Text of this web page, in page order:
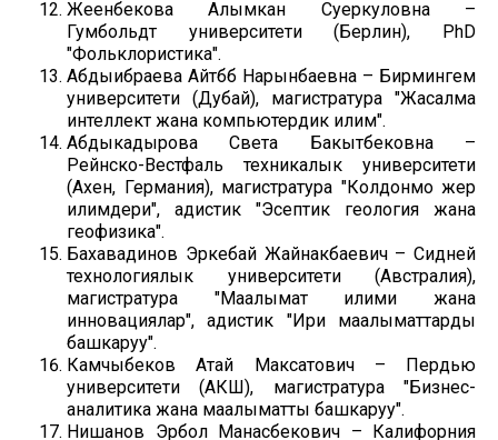
Жеенбекова Алымкан Суеркуловна –
Гумбольдт университети (Берлин), PhD
"Фольклористика".
Абдыибраева Айтбүбү Нарынбаевна – Бирмингем
университети (Дубай), магистратура "Жасалма
интеллект жана компьютердик илим".
Абдыкадырова Света Бакытбековна –
Рейнско-Вестфаль техникалык университети
(Ахен, Германия), магистратура "Колдонмо жер
илимдери", адистик "Эсептик геология жана
геофизика".
Бахавадинов Эркебай Жайнакбаевич – Сидней
технологиялык университети (Австралия),
магистратура "Маалымат илими жана
инновациялар", адистик "Ири маалыматтарды
башкаруу".
Камчыбеков Атай Максатович – Пердью
университети (АКШ), магистратура "Бизнес-
аналитика жана маалыматты башкаруу".
Нишанов Эрбол Манасбекович – Калифорния